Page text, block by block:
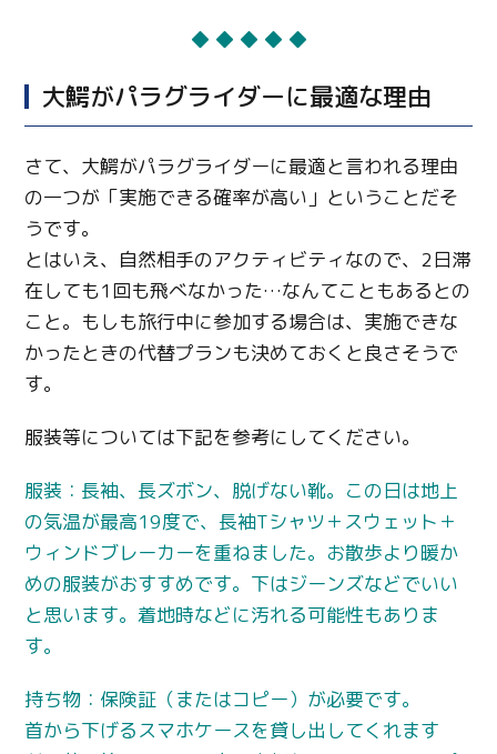
◆ ◆ ◆ ◆ ◆
大鰐がパラグライダーに最適な理由
さて、大鰐がパラグライダーに最適と言われる理由
の一つが「実施できる確率が高い」ということだそ
うです。
とはいえ、自然相手のアクティビティなので、 2日滞
在しても1 回も飛べなかった…なんてこともあるとの
こと。もしも旅行中に参加する場合は、実施できな
かったときの代替プランも決めておくと良さそうで
す。
服装等については下記を参考にしてください。
服装：長袖、長ズボン、脱げない靴。この日は地上
の気温が最高19度で、長袖Tシャツ＋スウェット＋
ウィンドブレーカーを重ねました。お散歩より暖か
めの服装がおすすめです。下はジーンズなどでいい
と思います。着地時などに汚れる可能性もありま
す。
持ち物：保険証（またはコピー）が必要です。
首から下げるスマホケースを貸し出してくれます